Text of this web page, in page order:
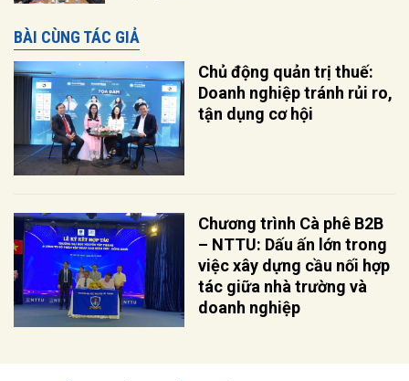
BÀI CÙNG TÁC GIẢ
Chủ động quản trị thuế:
Doanh nghiệp tránh rủi ro,
tận dụng cơ hội
Chương trình Cà phê B2B
– NTTU: Dấu ấn lớn trong
việc xây dựng cầu nối hợp
tác giữa nhà trường và
doanh nghiệp